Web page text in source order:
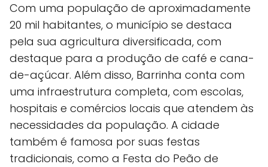
Com uma população de aproximadamente
20 mil habitantes, o município se destaca
pela sua agricultura diversificada, com
destaque para a produção de café e cana-
de-açúcar. Além disso, Barrinha conta com
uma infraestrutura completa, com escolas,
hospitais e comércios locais que atendem às
necessidades da população. A cidade
também é famosa por suas festas
tradicionais, como a Festa do Peão de